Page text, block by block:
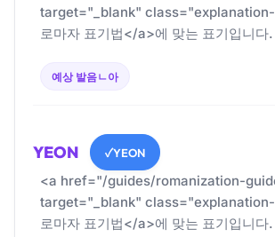
target="_blank"
로마자 표기법</a>에 맞는 표기입니다.
예상 발음ㄴ아
YEON ✓YEON
<a href="/guides/romanization-
target="_blank"
로마자 표기법</a>에 맞는 표기입니다.